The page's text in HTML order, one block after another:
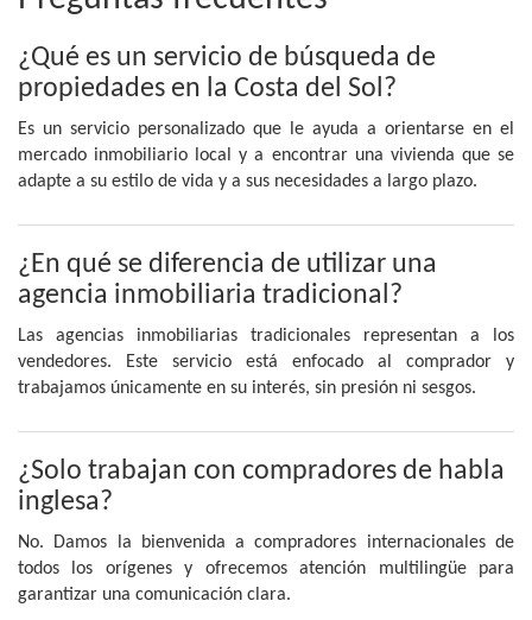
¿Qué es un servicio de búsqueda de
propiedades en la Costa del Sol?
Es un servicio personalizado que le ayuda a orientarse en el
mercado inmobiliario local y a encontrar una vivienda que se
adapte a su estilo de vida y a sus necesidades a largo plazo.
¿En qué se diferencia de utilizar una
agencia inmobiliaria tradicional?
Las agencias inmobiliarias tradicionales representan a los
vendedores. Este servicio está enfocado al comprador y
trabajamos únicamente en su interés, sin presión ni sesgos.
¿Solo trabajan con compradores de habla
inglesa?
No. Damos la bienvenida a compradores internacionales de
todos los orígenes y ofrecemos atención multilingüe para
garantizar una comunicación clara.